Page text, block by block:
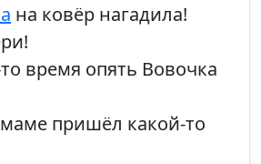
на ковёр нагадила!
время опять Вовочка
пришёл какой-то